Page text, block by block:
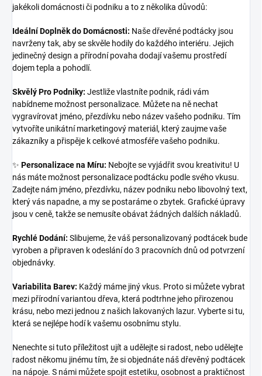
jakékoli domácnosti či podniku a to z několika důvodů:
Ideální Doplněk do Domácnosti: Naše dřevěné podtácky jsou
navrženy tak, aby se skvěle hodily do každého interiéru. Jejich
jedinečný design a přírodní povaha dodají vašemu prostředí
dojem tepla a pohodlí.
Skvělý Pro Podniky: Jestliže vlastníte podnik, rádi vám
nabídneme možnost personalizace. Můžete na ně nechat
vygravírovat jméno, přezdívku nebo název vašeho podniku. Tím
vytvoříte unikátní marketingový materiál, který zaujme vaše
zákazníky a přispěje k celkové atmosféře vašeho podniku.
✨ Personalizace na Míru: Nebojte se vyjádřit svou kreativitu! U
nás máte možnost personalizace podtácku podle svého vkusu.
Zadejte nám jméno, přezdívku, název podniku nebo libovolný text,
který vás napadne, a my se postaráme o zbytek. Grafické úpravy
jsou v ceně, takže se nemusíte obávat žádných dalších nákladů.
Rychlé Dodání: Slibujeme, že váš personalizovaný podtácek bude
vyroben a připraven k odeslání do 3 pracovních dnů od potvrzení
objednávky.
Variabilita Barev: Každý máme jiný vkus. Proto si můžete vybrat
mezi přírodní variantou dřeva, která podtrhne jeho přirozenou
krásu, nebo mezi jednou z našich lakovaných lazur. Vyberte si tu,
která se nejlépe hodí k vašemu osobnímu stylu.
Nenechte si tuto příležitost ujít a udělejte si radost, nebo udělejte
radost někomu jinému tím, že si objednáte náš dřevěný podtácek
na nápoje. S námi můžete spojit estetiku, osobnost a praktičnost